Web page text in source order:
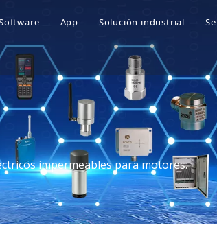
de vibración
de datos de vibración
de vibraciones portátiles
Plataforma de Mantenimiento
Plataforma inteligente de operación y
App Solución industrial
Industria
Industria de la
Industria del
Industria minera
Industria
Otras industrias
impermeables para motores.